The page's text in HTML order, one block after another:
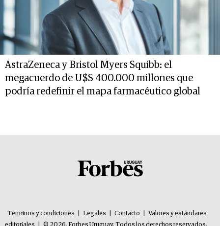
AstraZeneca y Bristol Myers Squibb: el
megacuerdo de U$S 400.000 millones que
podría redefinir el mapa farmacéutico global
Términos y condiciones Legales Contacto
Valores y estándares